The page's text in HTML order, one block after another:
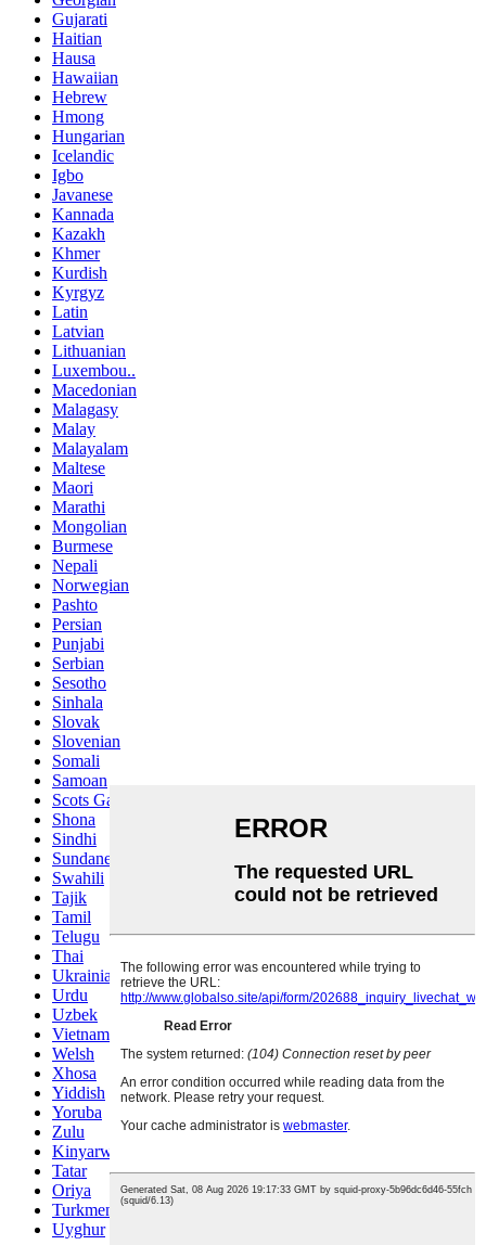
Gujarati
Haitian
Hausa
Hawaiian
Hebrew
Hmong
Hungarian
Icelandic
Igbo
Javanese
Kannada
Kazakh
Khmer
Kurdish
Kyrgyz
Latin
Latvian
Lithuanian
Luxembou..
Macedonian
Malagasy
Malay
Malayalam
Maltese
Maori
Marathi
Mongolian
Burmese
Nepali
Norwegian
Pashto
Persian
Punjabi
Serbian
Sesotho
Sinhala
Slovak
Slovenian
Somali
Samoan
Scots Gaelic
Shona
Sindhi
Sundanese
Swahili
Tajik
Tamil
Telugu
Thai
Ukrainian
Urdu
Uzbek
Vietnamese
Welsh
Xhosa
Yiddish
Yoruba
Zulu
Kinyarwanda
Tatar
Oriya
Turkmen
Uyghur